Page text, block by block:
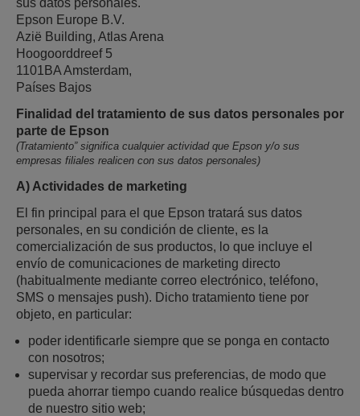
sus datos personales.
Epson Europe B.V.
Azië Building, Atlas Arena
Hoogoorddreef 5
1101BA Amsterdam,
Países Bajos
Finalidad del tratamiento de sus datos personales por
parte de Epson
(Tratamiento” significa cualquier actividad que Epson y/o sus
empresas filiales realicen con sus datos personales)
A) Actividades de marketing
El fin principal para el que Epson tratará sus datos
personales, en su condición de cliente, es la
comercialización de sus productos, lo que incluye el
envío de comunicaciones de marketing directo
(habitualmente mediante correo electrónico, teléfono,
SMS o mensajes push). Dicho tratamiento tiene por
objeto, en particular:
poder identificarle siempre que se ponga en contacto
con nosotros;
supervisar y recordar sus preferencias, de modo que
pueda ahorrar tiempo cuando realice búsquedas dentro
de nuestro sitio web;